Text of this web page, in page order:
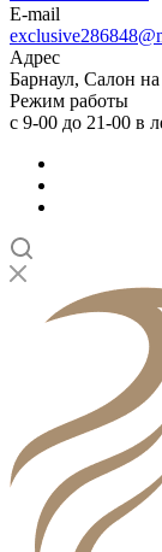
E-mail
Адрес
Барнаул, Салон
Режим работы
с 9-00 до 21-00 в